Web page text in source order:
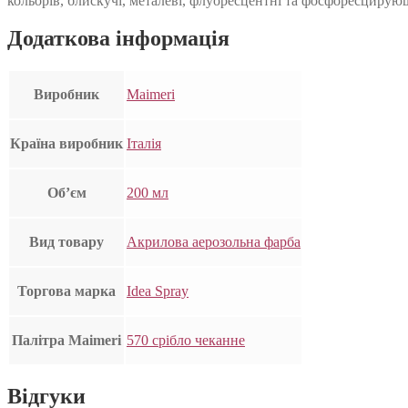
Додаткова інформація
Виробник Maimeri
Країна виробник Італія
Об’єм 200 мл
Вид товару Акрилова аерозольна фарба
Торгова марка Idea Spray
Палітра Maimeri 570 срібло чеканне
Відгуки